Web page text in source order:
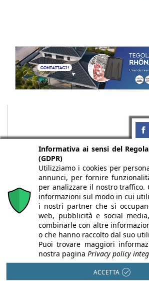
Chi siamo Autori Per la tua
newsletter
Informativa ai sensi del
(GDPR)
Utilizziamo i cookies per
annunci, per fornire
per analizzare il nostro traffico.
informazioni sul modo in cui
i nostri partner che si
web, pubblicità e social
combinarle con altre
o che hanno raccolto dal suo
Puoi trovare maggiori
nostra pagina Privacy policy
ACCETTA